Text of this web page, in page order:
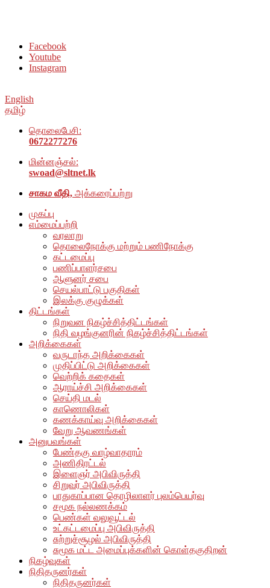
Facebook
Youtube
Instagram
English
தமிழ்
தொலைபேசி:
0672277276
மின்னஞ்சல்:
swoad@sltnet.lk
சாகம வீதி, அக்கரைப்பற்று
முகப்பு
எம்மைப்பற்றி
வரலாறு
தொலைநோக்கு மற்றும் பணிநோக்கு
கட்டமைப்பு
பணிப்பாளர்சபை
ஆளுனர் சபை
செயல்பாட்டு பகுதிகள்
இலக்கு குழுக்கள்
திட்டங்கள்
நிறுவன நிகழ்ச்சித்திட்டங்கள்
நிதி வழங்குனரின் நிகழ்ச்சித்திட்டங்கள்
அறிக்கைகள்
வருடாந்த அறிக்கைகள்
முதிப்பிட்டு அறிக்கைகள்
வெற்றிக் கதைகள்
ஆராய்ச்சி அறிக்கைகள்
செய்தி மடல்
காணொலிகள்
கணக்காய்வு அறிக்கைகள்
வேறு ஆவணங்கள்
அனுபவங்கள்
பேண்தகு வாழ்வாதாரம்
அணிதிரட்டல்
இளைஞர் அபிவிருத்தி
சிறுவர் அபிவிருத்தி
பாதுகாப்பான தொழிலாளர் புலம்பெயர்வு
சமூக நல்லணக்கம்
பெண்கள் வலுவூட்டல்
உட்கட்டமைப்பு அபிவிருத்தி
சுற்றுச்சூழல் அபிவிருத்தி
சுமூக மட்ட அமைப்புக்களின் கொள்தகுதிறன்
நிகழ்வுகள்
நிதிதருனர்கள்
நிதிதருனர்கள்